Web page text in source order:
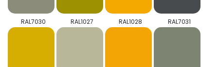
RAL7030 RAL1027 RAL1028 RAL7031